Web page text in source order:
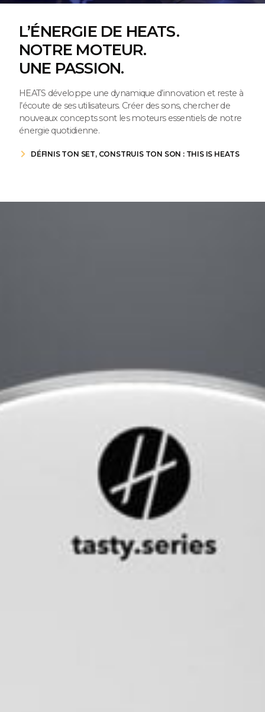
L’ÉNERGIE DE HEATS.
NOTRE MOTEUR.
UNE PASSION.
HEATS développe une dynamique d’innovation et reste à
l’écoute de ses utilisateurs. Créer des sons, chercher de
nouveaux concepts sont les moteurs essentiels de notre
énergie quotidienne.
DÉFINIS TON SET, CONSTRUIS TON SON : THIS IS HEATS